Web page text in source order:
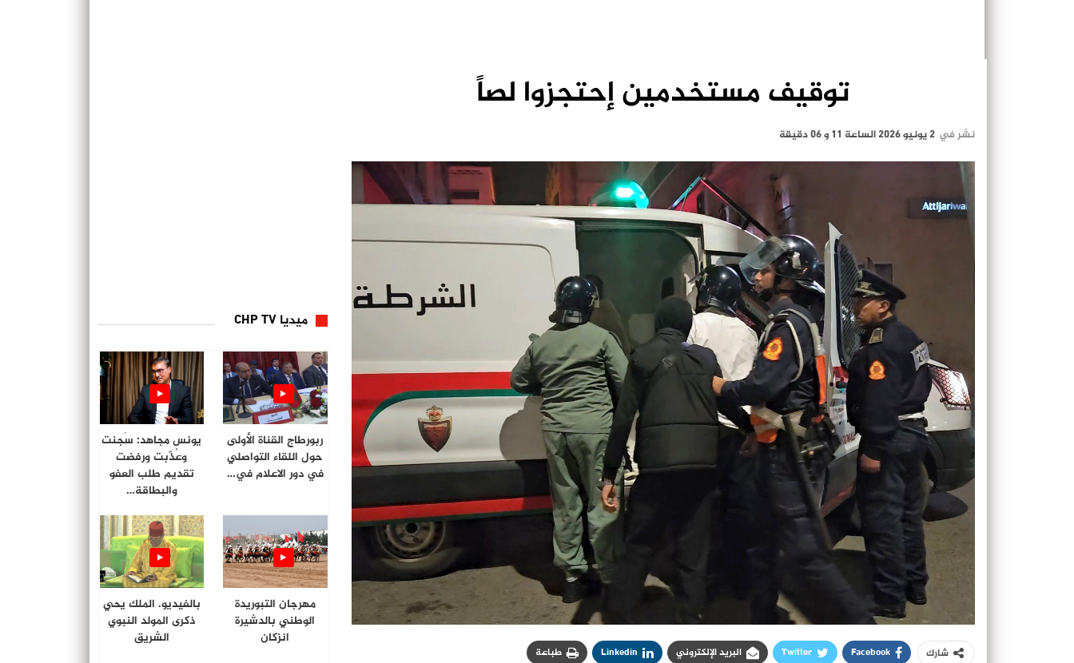
توقيف مستخدمين إحتجزوا لصاً
نشر في 2 يونيو 2026 الساعة 11 و 06 دقيقة
شارك Facebook
Twitter البريد الإلكتروني Linkedin طباعة
ميديا CHP TV
ربورطاج القناة الأولى
حول اللقاء التواصلي
في دور الاعلام في…
يونس مجاهد: سُجنت
وعُذّبت ورفضت
تقديم طلب العفو
والبطاقة…
مهرجان التبوريدة
الوطني بالدشيرة
انزكان
بالفيديو. الملك يحي
ذكرى المولد النبوي
الشريق